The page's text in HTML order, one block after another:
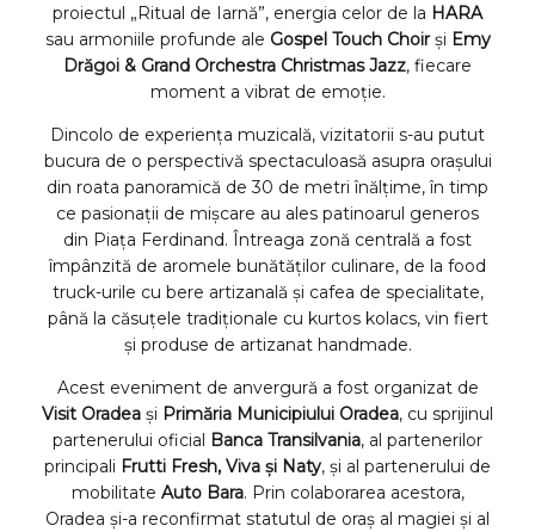
proiectul „Ritual de Iarnă”, energia celor de la HARA
sau armoniile profunde ale Gospel Touch Choirși Emy
Drăgoi & Grand Orchestra Christmas Jazz, fiecare
moment a vibrat de emoție.
Dincolo de experiența muzicală, vizitatorii s-au putut
bucura de o perspectivă spectaculoasă asupra orașului
din roata panoramică de 30 de metri înălțime, în timp
ce pasionații de mișcare au ales patinoarul generos
din Piața Ferdinand. Întreaga zonă centrală a fost
împânzită de aromele bunătăților culinare, de la food
truck-urile cu bere artizanală și cafea de specialitate,
până la căsuțele tradiționale cu kurtos kolacs, vin fiert
și produse de artizanat handmade.
Acest eveniment de anvergură a fost organizat de
Visit Oradea și Primăria Municipiului Oradea, cu sprijinul
partenerului oficial Banca Transilvania, al partenerilor
principali Frutti Fresh, Viva și Naty, și al partenerului de
mobilitate Auto Bara. Prin colaborarea acestora,
Oradea și-a reconfirmat statutul de oraș al magiei și al